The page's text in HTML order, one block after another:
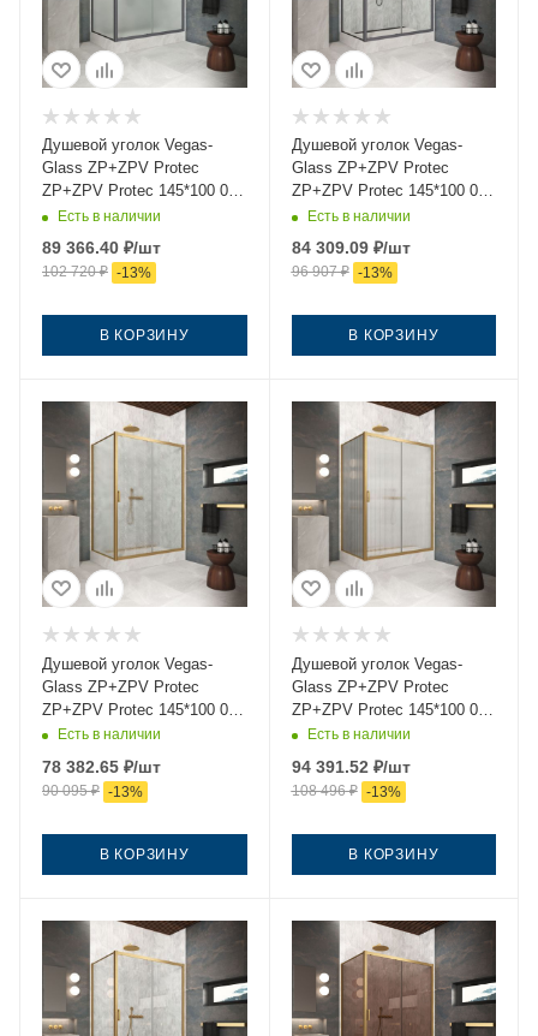
Душевой уголок Vegas-
Glass ZP+ZPV Protec
ZP+ZPV Protec 145*100 06
10 145х100 стекло матовое
профиль вороненая сталь
без поддона
Есть в наличии
89 366.40 ₽/шт
102 720₽ -13%
В КОРЗИНУ
Душевой уголок Vegas-
Glass ZP+ZPV Protec
ZP+ZPV Protec 145*100 06
01 145х100 стекло
прозрачное профиль
вороненая сталь без
поддона
Есть в наличии
84 309.09₽/шт
96 907₽ -13%
В КОРЗИНУ
Душевой уголок Vegas-
Glass ZP+ZPV Protec
ZP+ZPV Protec 145*100 03
02 145х100 стекло
без поддона
Есть в наличии
78 382.65 ₽/шт
90 095₽ -13%
В КОРЗИНУ
Душевой уголок Vegas-
Glass ZP+ZPV Protec
ZP+ZPV Protec 145*100 03
Moru 145х100 стекло
без поддона
Есть в наличии
94 391.52 ₽/шт
108 496₽ -13%
В КОРЗИНУ